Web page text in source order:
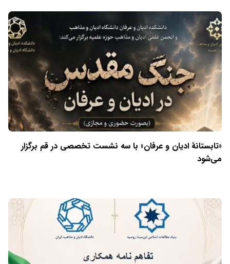
«تابستانهٔ ادیان و عرفان» با سه نشست تخصصی در قم برگزار
می‌شود